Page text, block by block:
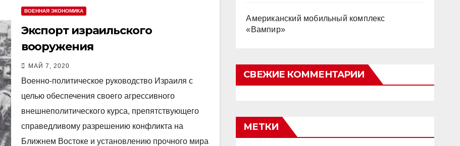
ВОЕННАЯ ЭКОНОМИКА
Экспорт израильского
вооружения
МАЙ 7, 2020
Военно-политическое руководство Израиля с
целью обеспечения своего агрессивного
внешнеполитического курса, препятствующего
справедливому разрешению конфликта на
Ближнем Востоке и установлению прочного мира
Американский мобильный комплекс
«Вампир»
СВЕЖИЕ КОММЕНТАРИИ
МЕТКИ